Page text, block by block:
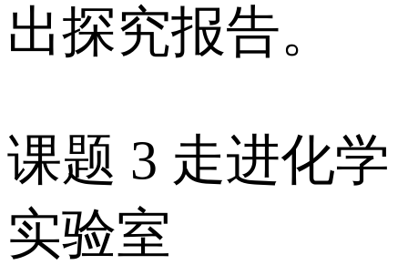
出探究报告。
课题 3 走进化学
实验室